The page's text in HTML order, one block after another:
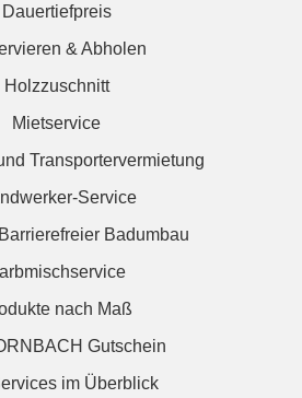
Dauertiefpreis
& Abholen
Holzzuschnitt
Mietservice
Transportervermietung
Service
Badumbau
nach Maß
Gutschein
im Überblick